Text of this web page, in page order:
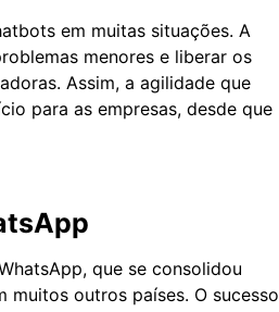
em muitas situações. A
menores e liberar os
Assim, a agilidade que
para as empresas, desde que
que se consolidou
outros países. O sucesso